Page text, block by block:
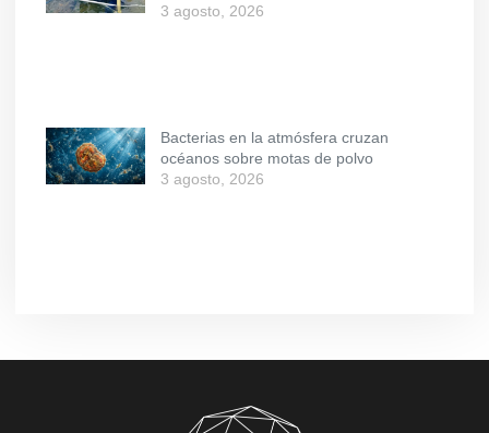
3 agosto, 2026
Bacterias en la atmósfera cruzan
océanos sobre motas de polvo
3 agosto, 2026